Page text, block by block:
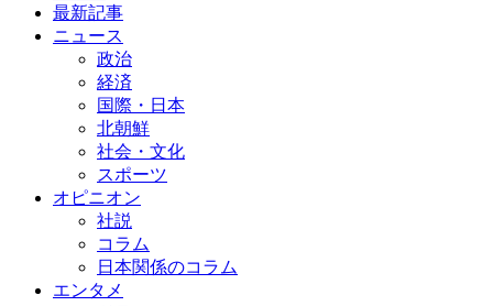
最新記事
ニュース
政治
経済
国際・日本
北朝鮮
社会・文化
スポーツ
オピニオン
社説
コラム
日本関係のコラム
エンタメ